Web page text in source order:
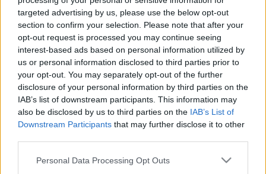
targeted advertising by us, please use the below opt-out
section to confirm your selection. Please note that after your
opt-out request is processed you may continue seeing
interest-based ads based on personal information utilized by
us or personal information disclosed to third parties prior to
your opt-out. You may separately opt-out of the further
disclosure of your personal information by third parties on the
IAB’s list of downstream participants. This information may
also be disclosed by us to third parties on the IAB’s List of
Downstream Participants that may further disclose it to other
Please note that this website/app uses one or more Google
Personal Data Processing Opt Outs
2022. február. 01. 19:00
A NATO-főtitkár kérésére 80 lélegeztetőgépet adományozunk.
A NEHÉZ HELYZETBEN LÉVŐ VAS MEGYEI
CSALÁDOKNAK SEGÍT A HELYI MSZP
2021. december. 15. 17:22
Tartós élelmiszert és édességet is kapnak a nélkülöző családok.
SZÍVESEBBEN TÁMOGATJUK AZ
ÁLLATMENHELYEKET, MINT A
GYERMEKOTTHONOKAT MAGYARORSZÁGON
2021. december. 04. 07:59
Általában ötletszerű az adományozás, és 5 ezer forint a